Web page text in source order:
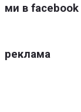
ми в facebook
реклама